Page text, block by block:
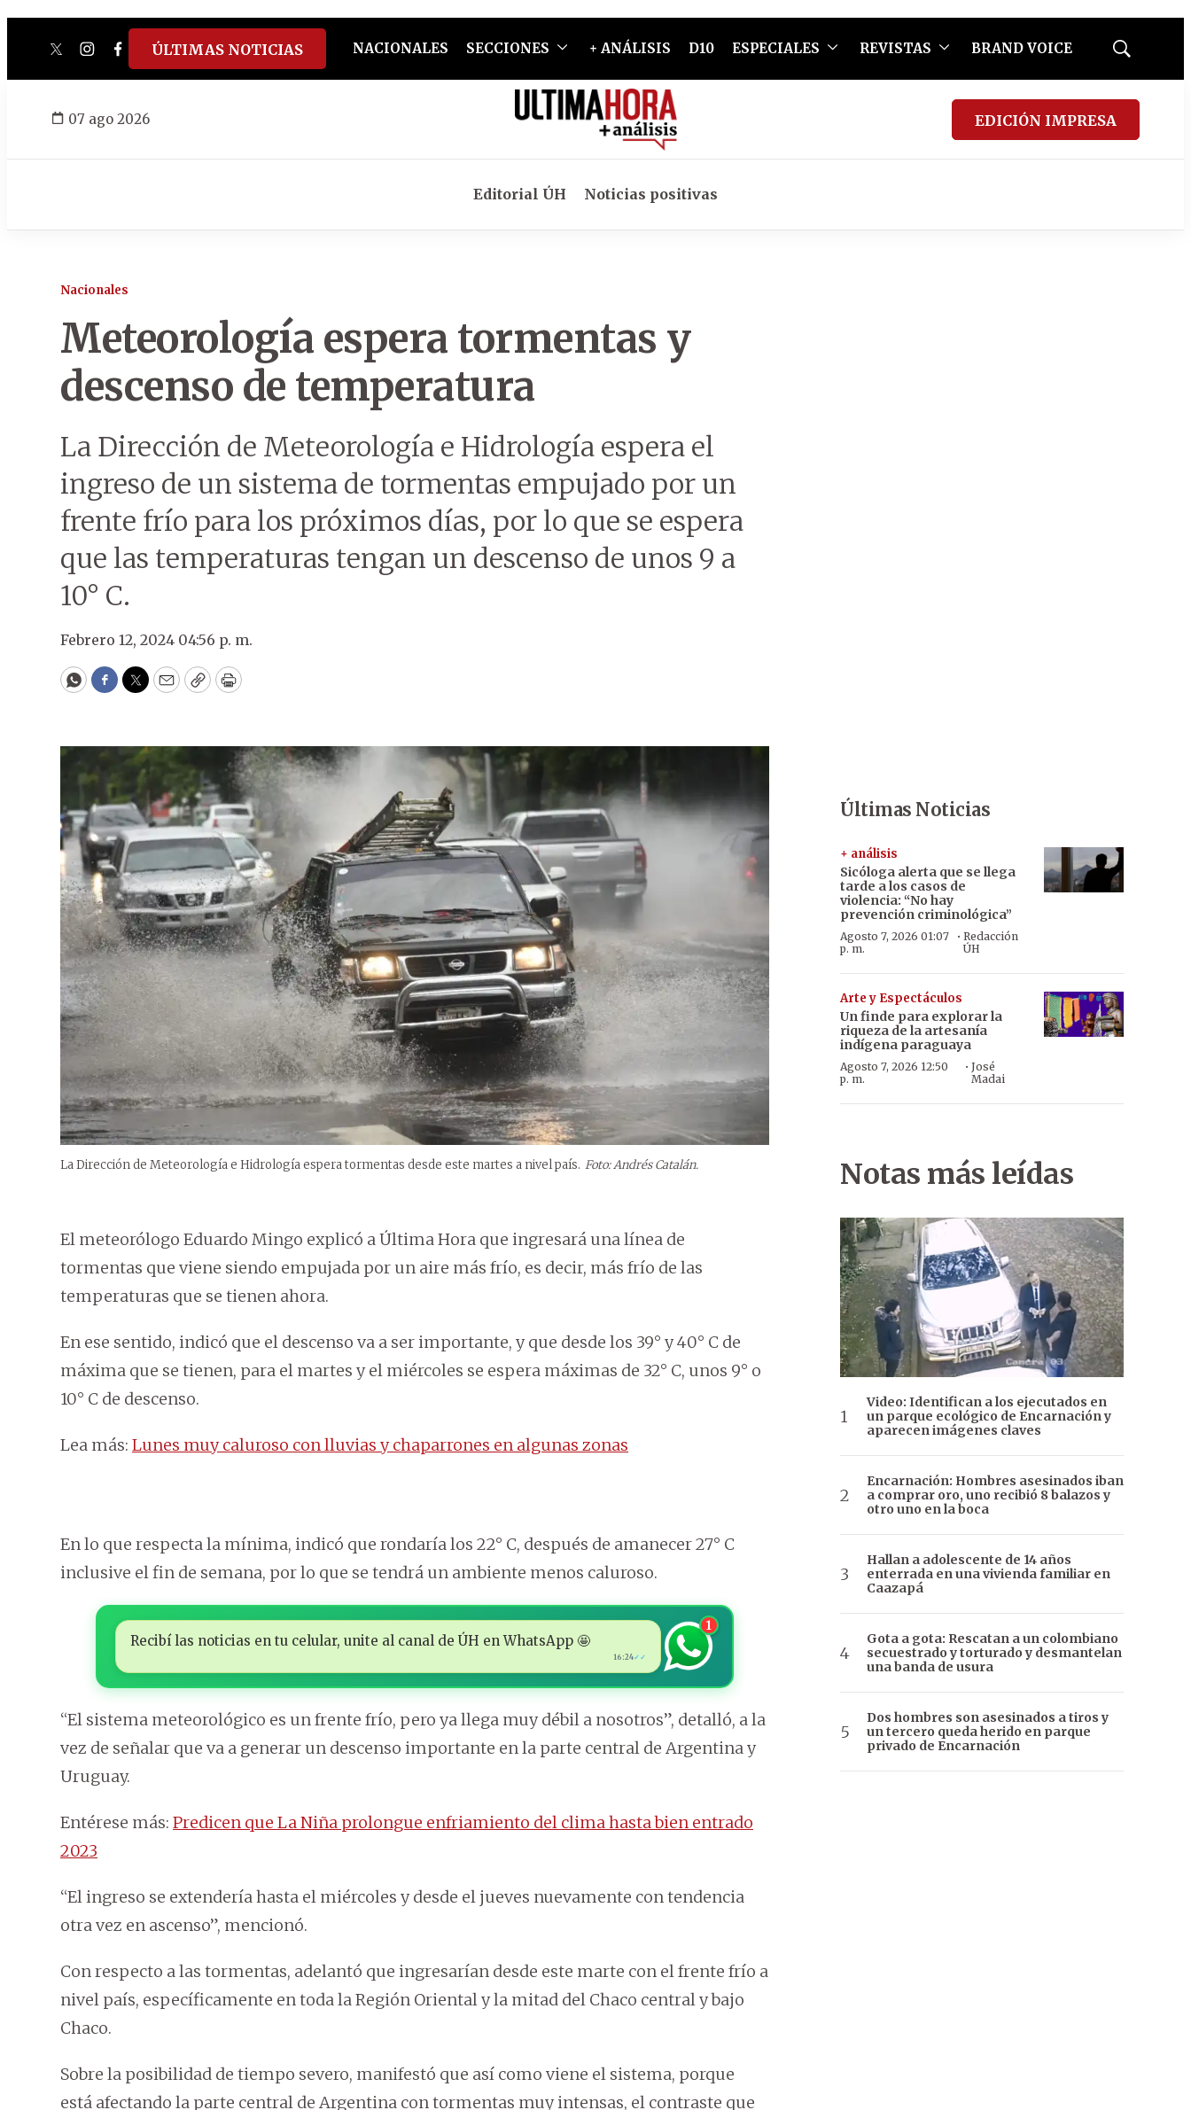
twitterinstagram
facebook
tiktokyoutube
spotify
ÚLTIMAS NOTICIAS NACIONALES SECCIONES + ANÁLISIS D10 ESPECIALES REVISTAS BRAND VOICE
Mostrar
07 ago 2026 EDICIÓN IMPRESA
Editorial ÚH Noticias positivas
Nacionales
Meteorología espera tormentas y
descenso de temperatura
La Dirección de Meteorología e Hidrología espera el
ingreso de un sistema de tormentas empujado por un
frente frío para los próximos días, por lo que se espera
que las temperaturas tengan un descenso de unos 9 a
10° C.
Febrero 12, 2024 04:56 p. m.
WhatsApp
Facebook
Twitter
EmailCopyPrint
La Dirección de Meteorología e Hidrología espera tormentas desde este martes a nivel país. Foto: Andrés Catalán.
El meteorólogo Eduardo Mingo explicó a Última Hora que ingresará una línea de
tormentas que viene siendo empujada por un aire más frío, es decir, más frío de las
temperaturas que se tienen ahora.
En ese sentido, indicó que el descenso va a ser importante, y que desde los 39° y 40° C de
máxima que se tienen, para el martes y el miércoles se espera máximas de 32° C, unos 9° o
10° C de descenso.
Lea más: Lunes muy caluroso con lluvias y chaparrones en algunas zonas
En lo que respecta la mínima, indicó que rondaría los 22° C, después de amanecer 27° C
inclusive el fin de semana, por lo que se tendrá un ambiente menos caluroso.
Recibí las noticias en tu celular, unite al canal de ÚH en WhatsApp 🤩
16:24✓✓
1
“El sistema meteorológico es un frente frío, pero ya llega muy débil a nosotros”, detalló, a la
vez de señalar que va a generar un descenso importante en la parte central de Argentina y
Uruguay.
Entérese más: Predicen que La Niña prolongue enfriamiento del clima hasta bien entrado
2023
“El ingreso se extendería hasta el miércoles y desde el jueves nuevamente con tendencia
otra vez en ascenso”, mencionó.
Con respecto a las tormentas, adelantó que ingresarían desde este marte con el frente frío a
nivel país, específicamente en toda la Región Oriental y la mitad del Chaco central y bajo
Chaco.
Sobre la posibilidad de tiempo severo, manifestó que así como viene el sistema, porque
está afectando la parte central de Argentina con tormentas muy intensas, el contraste que
Últimas Noticias
+ análisis
Sicóloga alerta que se llega
tarde a los casos de
violencia: “No hay
prevención criminológica”
Agosto 7, 2026 01:07
p. m.
·Redacción
ÚH
Arte y Espectáculos
Un finde para explorar la
riqueza de la artesanía
indígena paraguaya
Agosto 7, 2026 12:50
p. m.
·José
Madai
Notas más leídas
Video: Identifican a los ejecutados en
un parque ecológico de Encarnación y
aparecen imágenes claves
Encarnación: Hombres asesinados iban
a comprar oro, uno recibió 8 balazos y
otro uno en la boca
Hallan a adolescente de 14 años
enterrada en una vivienda familiar en
Caazapá
Gota a gota: Rescatan a un colombiano
secuestrado y torturado y desmantelan
una banda de usura
Dos hombres son asesinados a tiros y
un tercero queda herido en parque
privado de Encarnación